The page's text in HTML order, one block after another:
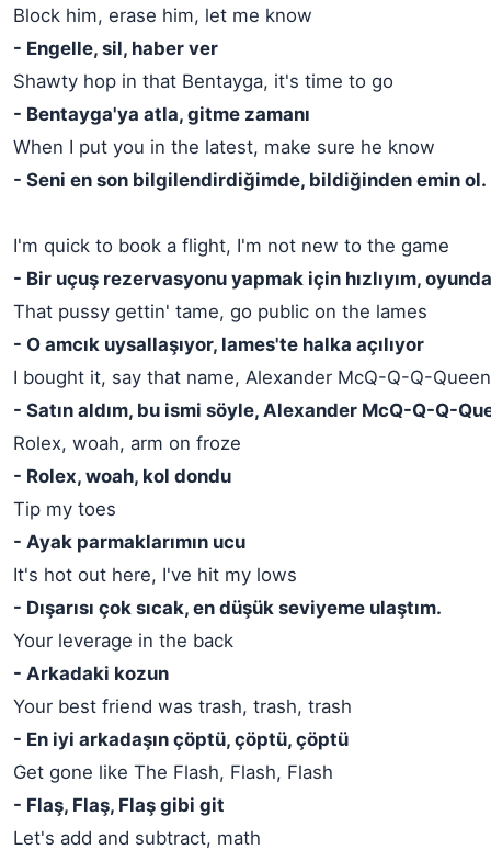
Block him, erase him, let me know
- Engelle, sil, haber ver
Shawty hop in that Bentayga, it's time to go
- Bentayga'ya atla, gitme zamanı
When I put you in the latest, make sure he know
- Seni en son bilgilendirdiğimde, bildiğinden emin ol.
I'm quick to book a flight, I'm not new to the game
- Bir uçuş rezervasyonu yapmak için hızlıyım,
That pussy gettin' tame, go public on the lames
- O amcık uysallaşıyor, lames'te halka açılıyor
I bought it, say that name, Alexander McQ-Q-Q-Queen
- Satın aldım, bu ismi söyle, Alexander McQ-Q-Q-
Rolex, woah, arm on froze
- Rolex, woah, kol dondu
Tip my toes
- Ayak parmaklarımın ucu
It's hot out here, I've hit my lows
- Dışarısı çok sıcak, en düşük seviyeme ulaştım.
Your leverage in the back
- Arkadaki kozun
Your best friend was trash, trash, trash
- En iyi arkadaşın çöptü, çöptü, çöptü
Get gone like The Flash, Flash, Flash
- Flaş, Flaş, Flaş gibi git
Let's add and subtract, math